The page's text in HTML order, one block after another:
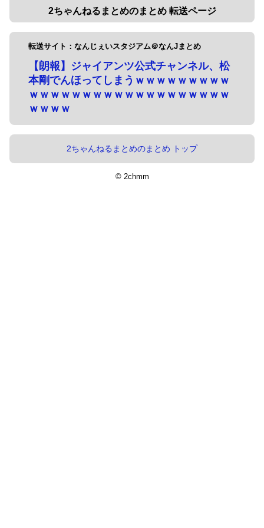
2ちゃんねるまとめのまとめ 転送ページ
転送サイト：なんじぇいスタジアム＠なんJまとめ
【朗報】ジャイアンツ公式チャンネル、松
本剛でんほってしまうｗｗｗｗｗｗｗｗｗ
ｗｗｗｗｗｗｗｗｗｗｗｗｗｗｗｗｗｗｗ
ｗｗｗｗ
2ちゃんねるまとめのまとめ トップ
© 2chmm